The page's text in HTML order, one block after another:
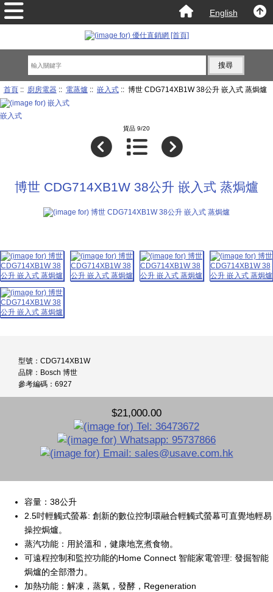
English
首頁:: 廚房電器:: 電蒸爐:: 嵌入式:: 博世 CDG714XB1W 38公升 嵌入式 蒸焗爐
嵌入式
貨品 9/20
博世 CDG714XB1W 38公升 嵌入式 蒸焗爐
型號：CDG714XB1W
品牌：Bosch 博世
參考編碼：6927
$21,000.00
容量：38公升
2.5吋輕觸式螢幕: 創新的數位控制環融合輕觸式螢幕可直覺地輕易
操控焗爐。
蒸汽功能：用於溫和，健康地烹煮食物。
可遠程控制和監控功能的Home Connect 智能家電管理: 發掘智能
焗爐的全部潛力。
加熱功能：解凍，蒸氣，發酵，Regeneration